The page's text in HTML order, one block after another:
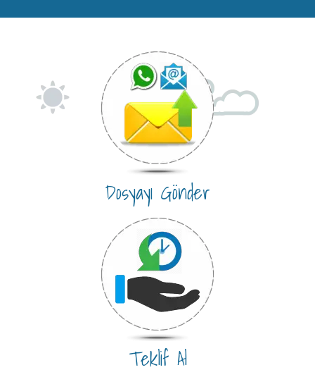
Dosyayı Gönder
Teklif Al